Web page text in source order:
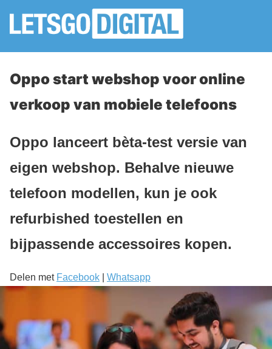
Oppo start webshop voor online
verkoop van mobiele telefoons
Oppo lanceert bèta-test versie van
eigen webshop. Behalve nieuwe
telefoon modellen, kun je ook
refurbished toestellen en
bijpassende accessoires kopen.
Delen met Facebook Whatsapp